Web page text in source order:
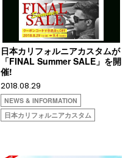
日本カリフォルニアカスタムが
「FINAL Summer SALE」を開
催!
2018.08.29
NEWS & INFORMATION
日本カリフォルニアカスタム